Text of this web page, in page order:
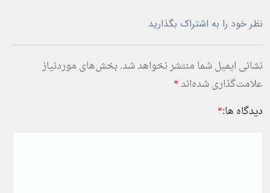
نظر خود را به اشتراک بگذارید
نشانی ایمیل شما منتشر نخواهد شد. بخش‌های موردنیاز
علامت‌گذاری شده‌اند*
دیدگاه ها:*